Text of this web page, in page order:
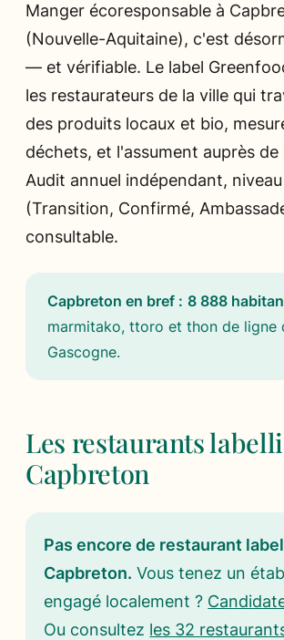
Manger écoresponsable à
(Nouvelle-Aquitaine), c'est
— et vérifiable. Le label
les restaurateurs de la ville qui
des produits locaux et bio,
déchets, et l'assument auprès de
Audit annuel indépendant,
(Transition, Confirmé,
consultable.
Capbreton en bref : 8 888
marmitako, ttoro et thon de ligne
Gascogne.
Les restaurants
Capbreton
Pas encore de restaurant
Capbreton. Vous tenez un
engagé localement ?
Ou consultez les 32